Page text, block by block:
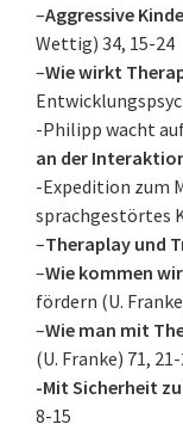
–Aggressive
Wettig) 34, 15-24
–Wie wirkt
-Philipp wacht
an der
-Expedition zum
sprachgestörtes
–Theraplay und
–Wie kommen
fördern (U.
–Wie man mit
(U. Franke) 71,
-Mit Sicherheit
8-15